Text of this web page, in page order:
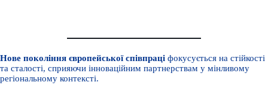
Нове покоління європейської співпраці фокусується на стійкості
та сталості, сприяючи інноваційним партнерствам у мінливому
регіональному контексті.